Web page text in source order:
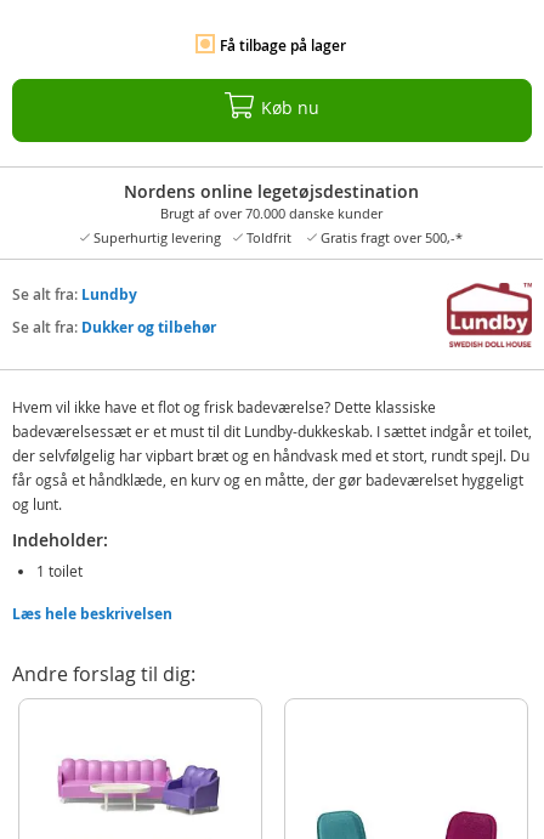
Få tilbage på lager
Køb nu
Nordens online legetøjsdestination
Brugt af over 70.000 danske kunder
Superhurtig levering
Toldfrit Gratis fragt over 500,-*
Se alt fra: Lundby
Se alt fra: Dukker og tilbehør
Hvem vil ikke have et flot og frisk badeværelse? Dette klassiske
badeværelsessæt er et must til dit Lundby-dukkeskab. I sættet indgår et toilet,
der selvfølgelig har vipbart bræt og en håndvask med et stort, rundt spejl. Du
får også et håndklæde, en kurv og en måtte, der gør badeværelset hyggeligt
og lunt.
Indeholder:
1 toilet
1 kurv
1 måtte
Alder: fra 4 år
Læs hele beskrivelsen
Andre forslag til dig: